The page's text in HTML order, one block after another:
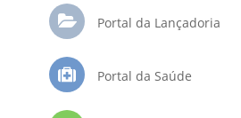
Portal da Lançadoria
Portal da Saúde